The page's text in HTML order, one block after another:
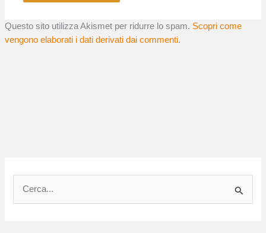
Questo sito utilizza Akismet per ridurre lo spam. Scopri come
vengono elaborati i dati derivati dai commenti.